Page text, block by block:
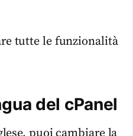
tutte le funzionalità
del cPanel